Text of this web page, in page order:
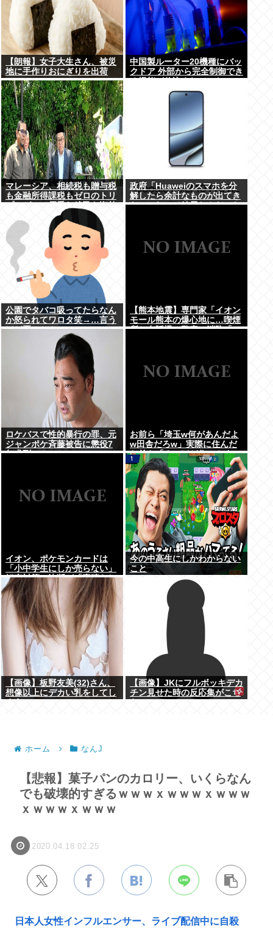
【朗報】女子大生さん、被災
地に手作りおにぎりを出荷
中国製ルーター20機種にバッ
クドア 外部から完全制御でき
マレーシア、相続税も贈与税
も金融所得課税もゼロのトリ
プルゼロで優秀な移民を海外
から集めてしまう…
政府「Huaweiのスマホを分
解したら余計なものが出てき
た」これって結局なんだった
公園でタバコ吸ってたらなん
か怒られてワロタ笑→…言う
ほど悪いか？
【熊本地震】専門家「イオン
モール熊本の爆心地に…喫煙
所と自販機」警察・消防「」
ロケバスで性的暴行の罪、元
ジャンポケ斉藤被告に懲役7
年求刑⇒！
お前ら「埼玉w何があんだよ
w田舎だろw」実際に住んだ
お前ら「クソほど住みやすい
困ることねえじゃん」
イオン、ポケモンカードは
「小中学生にしか売らない」
転売対策の決断が「素晴らし
い」
今の中高生にしかわからない
こと
【画像】板野友美(32)さん、
想像以上にデカい乳をしてし
【画像】JKにフルボッキデカ
チン見せた時の反応集がこち
ホーム なんJ
【悲報】菓子パンのカロリー、いくらなん
でも破壊的すぎるｗｗｗｘｗｗｗｘｗｗｗ
ｘｗｗｗｘｗｗｗ
2020.04.18 02:25
日本人女性インフルエンサー、ライブ配信中に自殺